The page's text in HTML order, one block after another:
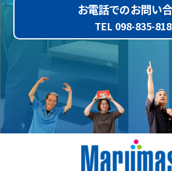
お電話でのお問い
TEL 098-835-